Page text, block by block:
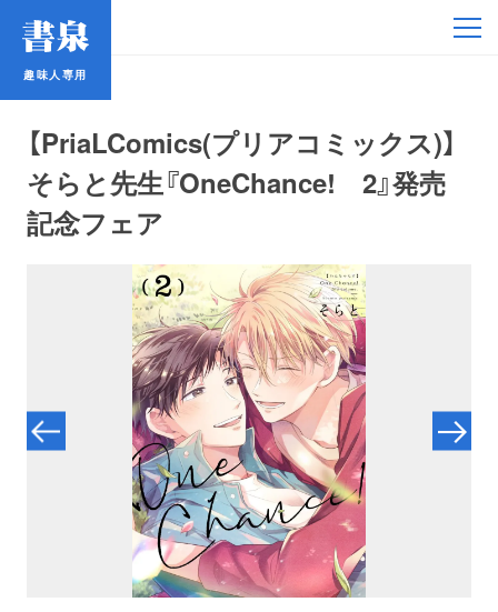
趣味人専用
【PriaLComics(プリアコミックス)】
そらと先生『OneChance! 2』発売
記念フェア
趣味人専用
鉄道・バス
コミック・ラノベ
プロレス